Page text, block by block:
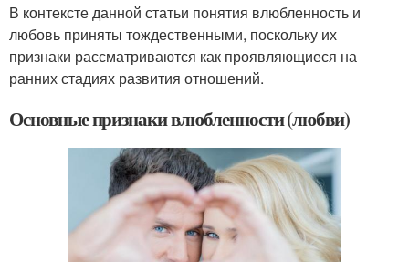
В контексте данной статьи понятия влюбленность и
любовь приняты тождественными, поскольку их
признаки рассматриваются как проявляющиеся на
ранних стадиях развития отношений.
Основные признаки влюбленности (любви)